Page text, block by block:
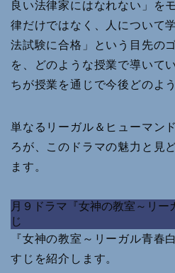
良い法律家にはなれない」を
律だけではなく、人について
法試験に合格」という目先の
を、どのような授業で導いて
ちが授業を通じで今後どのよ
単なるリーガル＆ヒューマン
ろが、このドラマの魅力と見
ます。
月９ドラマ『女神の教室～リー
じ
『女神の教室～リーガル青春
すじを紹介します。